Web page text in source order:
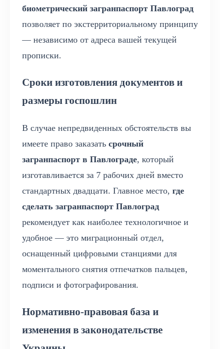
биометрический загранпаспорт Павлоград
позволяет по экстерриториальному принципу
— независимо от адреса вашей текущей
прописки.
Сроки изготовления документов и
размеры госпошлин
В случае непредвиденных обстоятельств вы
имеете право заказать срочный
загранпаспорт в Павлограде, который
изготавливается за 7 рабочих дней вместо
стандартных двадцати. Главное место, где
сделать загранпаспорт Павлоград
рекомендует как наиболее технологичное и
удобное — это миграционный отдел,
оснащенный цифровыми станциями для
моментального снятия отпечатков пальцев,
подписи и фотографирования.
Нормативно-правовая база и
изменения в законодательстве